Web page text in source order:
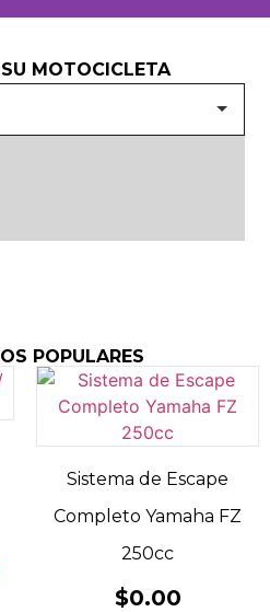
MOTOCICLETA
POPULARES
Sistema de Escape
Completo Yamaha FZ
250cc
$0.00